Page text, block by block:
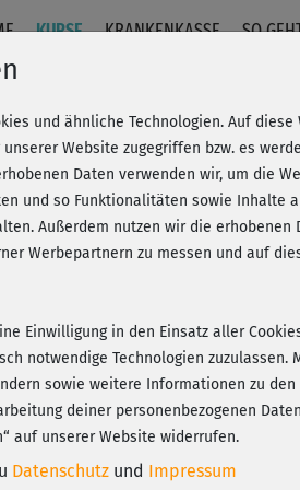
KURSE KRANKENKASSE SO
Stretching
20% Rabatt +
und ähnliche Technologien. Auf
Website zugegriffen bzw. es
Daten verwenden wir, um die
und so Funktionalitäten sowie Inhalte
Außerdem nutzen wir die erhobenen
Werbepartnern zu messen und auf
Einwilligung in den Einsatz aller
notwendige Technologien zuzulassen.
sowie weitere Informationen zu
deiner personenbezogenen
auf unserer Website widerrufen.
Datenschutz und Impressum